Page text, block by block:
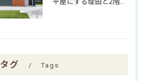
タグ Tags